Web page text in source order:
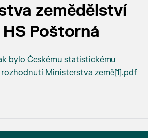
zemědělství
Poštorná
bylo Českému statistickému
Ministerstva země[1].pdf